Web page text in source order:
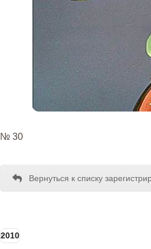
№ 30
Вернуться к списку
2010